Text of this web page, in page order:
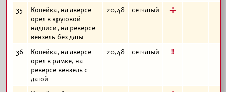
35
Копейка, на аверсе
орел в круговой
надписи, на реверсе
вензель без даты
20,48 сетчатый д
36
Копейка, на аверсе
орел в рамке, на
реверсе вензель с
датой
20,48 сетчатый е